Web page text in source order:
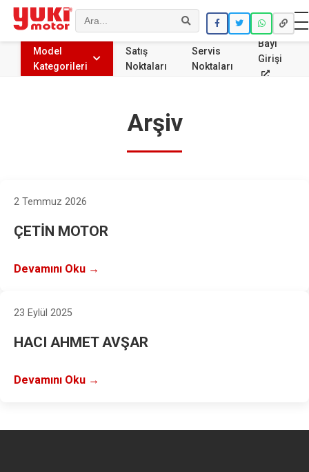
Ara
Model
Kategorileri
Satış
Noktaları
Servis
Noktaları
Bayi
Girişi
Arşiv
2 Temmuz 2026
ÇETİN MOTOR
Devamını Oku →
23 Eylül 2025
HACI AHMET AVŞAR
Devamını Oku →